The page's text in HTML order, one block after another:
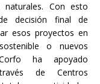
Con esto
decisión final de
esos proyectos en
o nuevos
ha apoyado
de Centros